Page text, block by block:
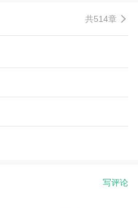
共514章
写评论